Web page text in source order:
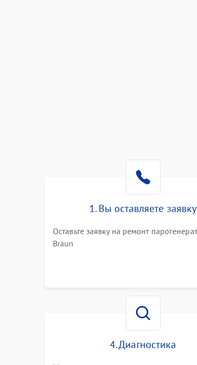
1. Вы оставляете заявку
Оставьте заявку на ремонт
Braun
4. Диагностика